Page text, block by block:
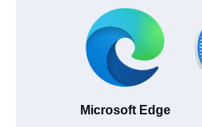
Microsoft Edge